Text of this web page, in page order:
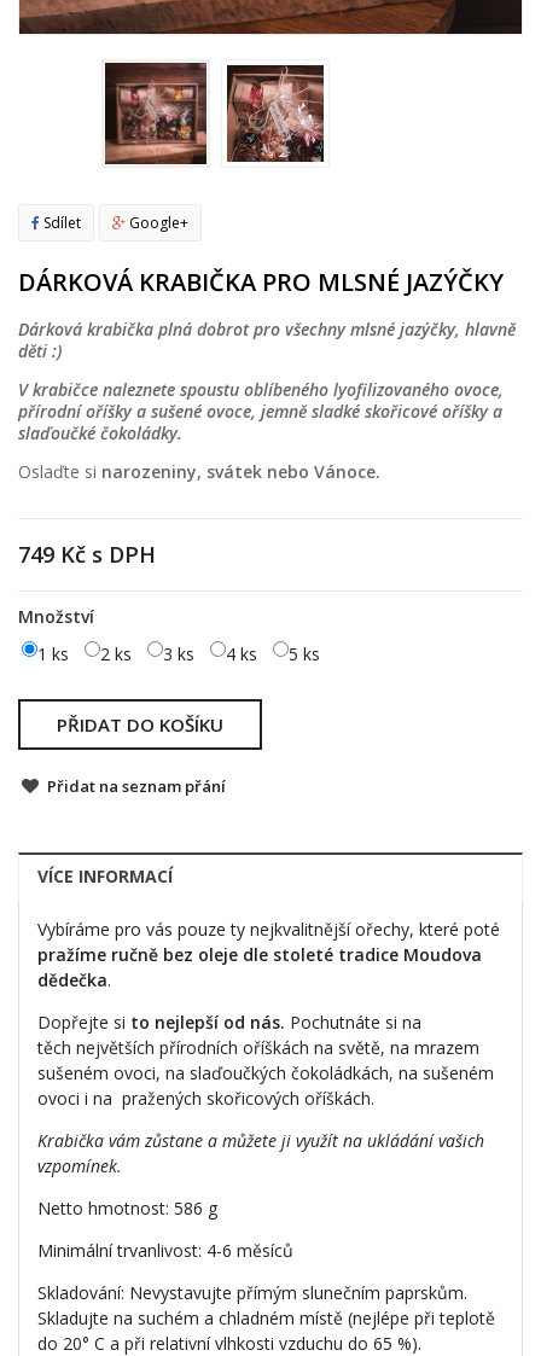
Sdílet Google+
DÁRKOVÁ KRABIČKA PRO MLSNÉ JAZÝČKY
Dárková krabička plná dobrot pro všechny mlsné jazýčky, hlavně
děti :)
V krabičce naleznete spoustu oblíbeného lyofilizovaného ovoce,
přírodní oříšky a sušené ovoce, jemně sladké skořicové oříšky a
slaďoučké čokoládky.
Oslaďte si narozeniny, svátek nebo Vánoce.
749 Kč s DPH
Množství
1 ks
2 ks 3 ks 4 ks 5 ks
PŘIDAT DO KOŠÍKU
Přidat na seznam přání
VÍCE INFORMACÍ
Vybíráme pro vás pouze ty nejkvalitnější ořechy, které poté
pražíme ručně bez oleje dle stoleté tradice Moudova
dědečka.
Dopřejte si to nejlepší od nás. Pochutnáte si na
těch největších přírodních oříškách na světě, na mrazem
sušeném ovoci, na slaďoučkých čokoládkách, na sušeném
ovoci i na pražených skořicových oříškách.
Krabička vám zůstane a můžete ji využít na ukládání vašich
vzpomínek.
Netto hmotnost: 586 g
Minimální trvanlivost: 4-6 měsíců
Skladování: Nevystavujte přímým slunečním paprskům.
Skladujte na suchém a chladném místě (nejlépe při teplotě
do 20° C a při relativní vlhkosti vzduchu do 65 %).